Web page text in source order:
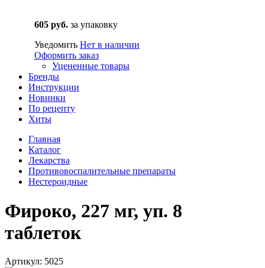
605 руб. за упаковку
Уведомить Нет в наличии
Оформить заказ
Уцененные товары
Бренды
Инструкции
Новинки
По рецепту
Хиты
Главная
Каталог
Лекарства
Противовоспалительные препараты
Нестероидные
Фироко, 227 мг, уп. 8
таблеток
Артикул: 5025